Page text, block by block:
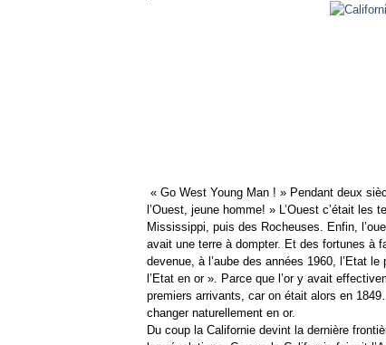
« Go West Young Man ! » Pendant deux
l’Ouest, jeune homme! » L’Ouest c’était les
Mississippi, puis des Rocheuses. Enfin,
avait une terre à dompter. Et des fortunes à
devenue, à l’aube des années 1960, l’Etat
l’Etat en or ». Parce que l’or y avait
premiers arrivants, car on était alors en
changer naturellement en or.
Du coup la Californie devint la dernière